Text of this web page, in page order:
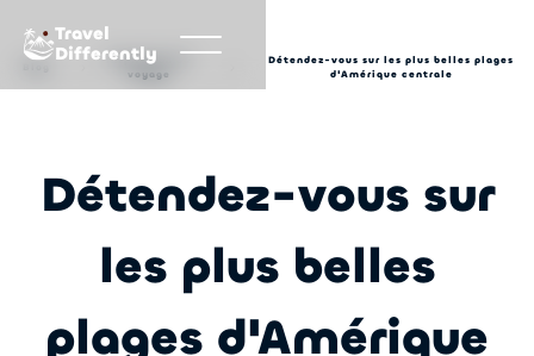
Travel
Differently
Inspiration de
voyage
Détendez-vous sur les plus belles plages
d'Amérique centrale
Détendez-vous sur
les plus belles
plages d'Amérique